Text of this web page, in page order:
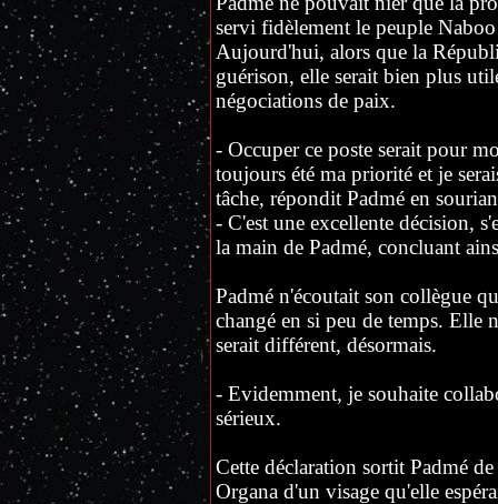
servi fidèlement le peuple
Aujourd'hui, alors que la
guérison, elle serait bien plus
négociations de paix.
- Occuper ce poste serait pour
toujours été ma priorité et je
tâche, répondit Padmé en
- C'est une excellente décision,
la main de Padmé, concluant
Padmé n'écoutait son collègue
changé en si peu de temps. Elle
serait différent, désormais.
- Evidemment, je souhaite
sérieux.
Cette déclaration sortit Padmé de
Organa d'un visage qu'elle